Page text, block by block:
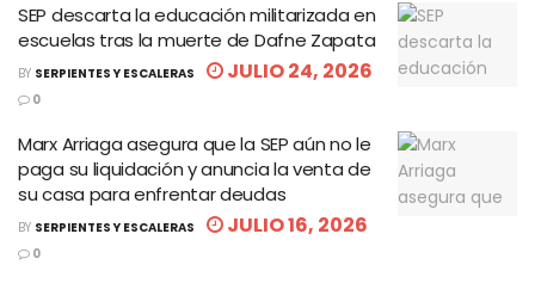
SEP descarta la educación militarizada en
escuelas tras la muerte de Dafne Zapata
BY SERPIENTES Y ESCALERAS JULIO 24, 2026
0
Marx Arriaga asegura que la SEP aún no le
paga su liquidación y anuncia la venta de
su casa para enfrentar deudas
BY SERPIENTES Y ESCALERAS JULIO 16, 2026
0